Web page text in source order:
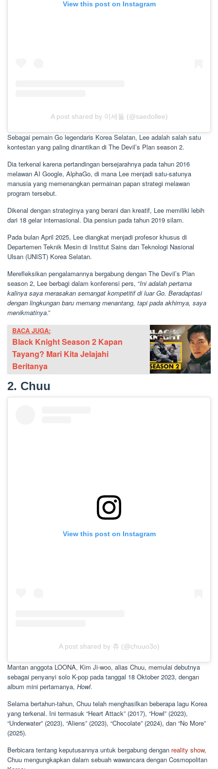
View this post on Instagram
A post shared by 이세돌 (@saedollee)
Sebagai pemain Go legendaris Korea Selatan, Lee adalah salah satu
kontestan yang paling dinantikan di The Devil’s Plan season 2.
Dia terkenal karena pertandingan bersejarahnya pada tahun 2016
melawan AI Google, AlphaGo, di mana Lee menjadi satu-satunya
manusia yang memenangkan permainan papan strategi melawan
program tersebut.
Dikenal dengan strateginya yang berani dan kreatif, Lee memiliki lebih
dari 18 gelar internasional. Dia pensiun pada tahun 2019 silam.
Pada bulan April 2025, Lee diangkat menjadi profesor khusus di
Departemen Teknik Mesin di Institut Sains dan Teknologi Nasional
Ulsan (UNIST) Korea Selatan.
Merefleksikan pengalamannya bergabung dengan The Devil’s Plan
season 2, Lee berbagi dalam konferensi pers, “Ini adalah pertama
kalinya saya merasakan semangat kompetitif di luar Go. Beradaptasi
dengan lingkungan baru memang menantang, tapi pada akhirnya, saya
menikmatinya.”
BACA JUGA:
Black Knight Season 2 Kapan
Tayang? Mari Kita Jelajahi
Beritanya
2. Chuu
View this post on Instagram
A post shared by 츄 (@chuuo3o)
Mantan anggota LOONA, Kim Ji-woo, alias Chuu, memulai debutnya
sebagai penyanyi solo K-pop pada tanggal 18 Oktober 2023, dengan
album mini pertamanya, Howl.
Selama bertahun-tahun, Chuu telah menghasilkan beberapa lagu Korea
yang terkenal. Ini termasuk “Heart Attack” (2017), “Howl” (2023),
“Underwater” (2023), “Aliens” (2023), “Chocolate” (2024), dan “No More”
(2025).
Berbicara tentang keputusannya untuk bergabung dengan reality show,
Chuu mengungkapkan dalam sebuah wawancara dengan Cosmopolitan